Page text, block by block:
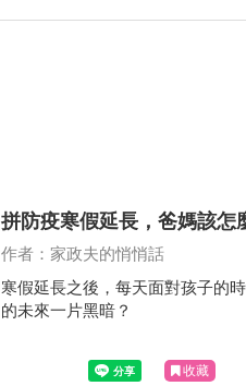
拼防疫寒假延長，爸媽該怎
作者：家政夫的悄悄話
寒假延長之後，每天面對孩子的
的未來一片黑暗？
收藏